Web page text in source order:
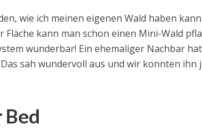
wie ich meinen eigenen Wald haben
kann man schon einen Mini-Wald
wunderbar! Ein ehemaliger Nachbar
sah wundervoll aus und wir konnten ihn